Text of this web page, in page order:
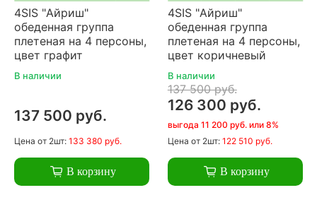
4SIS "Айриш"
обеденная группа
плетеная на 4 персоны,
цвет графит
В наличии
137 500 руб.
Цена от 2шт: 133 380 руб.
В корзину
4SIS "Айриш"
обеденная группа
плетеная на 4 персоны,
цвет коричневый
В наличии
137 500 руб.
126 300 руб.
выгода 11 200 руб. или 8%
Цена от 2шт: 122 510 руб.
В корзину